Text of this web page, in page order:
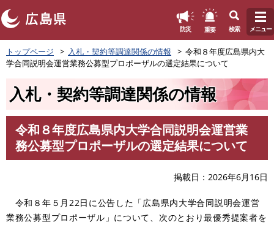
ペ
ー
ジ
防災 重要 検索 メニュー
トップページ 入札・契約等調達関係の情報
令和８年度広島県内大
学合同説明会運営業務公募型プロポーザルの選定結果について
入札・契約等調達関係の情報
令和８年度広島県内大学合同説明会運営業
務公募型プロポーザルの選定結果について
掲載日 2026年6月16日
令和８年５月22日に公告した「広島県内大学合同説明会運営
業務公募型プロポーザル」について、次のとおり最優秀提案者を